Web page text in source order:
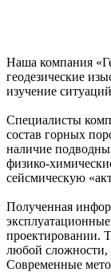
Наша компания
геодезические
изучение
Специалисты
состав горных
наличие
физико-
сейсмическую
Полученная
проектировании.
любой сложности,
Современные